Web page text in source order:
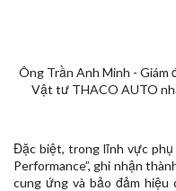
Ông Trần Anh Minh - Giám
Vật tư THACO AUTO
Đặc biệt, trong lĩnh vực
Performance”, ghi nhận
cung ứng và bảo đảm